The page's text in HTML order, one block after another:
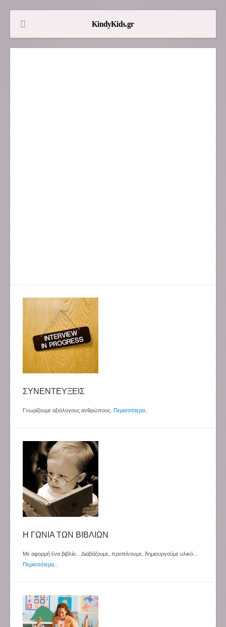
ΣΥΝΕΝΤΕΥΞΕΙΣ
Γνωρίζουμε αξιόλογους ανθρώπους. Περισσότερα
Η ΓΩΝΙΑ ΤΩΝ ΒΙΒΛΙΩΝ
Με αφορμή ένα βιβλίο... Διαβάζουμε, προτείνουμε, δημιουργούμε υλικό...
Περισσότερα